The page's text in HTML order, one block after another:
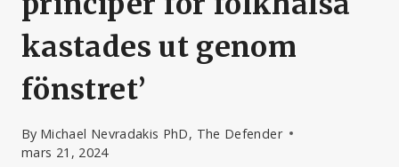
kastades ut genom
fönstret’
By Michael Nevradakis PhD, The Defender
mars 21, 2024